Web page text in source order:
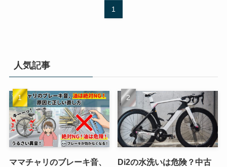
1
人気記事
ママチャリのブレーキ音、
Di2の水洗いは危険？中古